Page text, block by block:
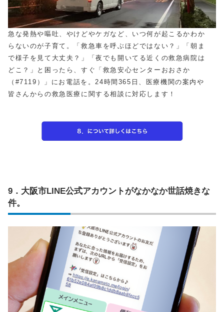
急な発熱や嘔吐、やけどやケガなど、いつ何が起こるかわか
らないのが子育て。「救急車を呼ぶほどではない？」「朝ま
で様子を見て大丈夫？」「夜でも開いてる近くの救急病院は
どこ？」と困ったら、すぐ「救急安心センターおおさか
（#7119）」にお電話を。24時間365日、医療機関の案内や
皆さんからの救急医療に関する相談に対応します！
9．大阪市LINE公式アカウントがなかなか世話焼きな
件。